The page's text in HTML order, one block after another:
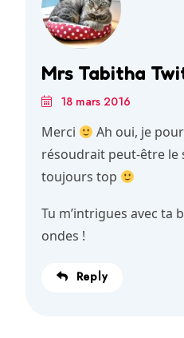
Mrs Tabitha
18 mars 2016
Merci
Ah oui, je
résoudrait peut-être le
toujours top
Tu m’intrigues avec ta
ondes !
Reply